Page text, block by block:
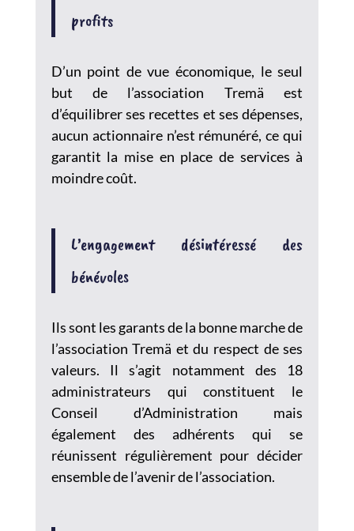
profits
D’un point de vue économique, le seul
but de l’association Tremä est
d’équilibrer ses recettes et ses dépenses,
aucun actionnaire n’est rémunéré, ce qui
garantit la mise en place de services à
moindre coût.
L’engagement désintéressé des
bénévoles
Ils sont les garants de la bonne marche de
l’association Tremä et du respect de ses
valeurs. Il s’agit notamment des 18
administrateurs qui constituent le
Conseil d’Administration mais
également des adhérents qui se
réunissent régulièrement pour décider
ensemble de l’avenir de l’association.